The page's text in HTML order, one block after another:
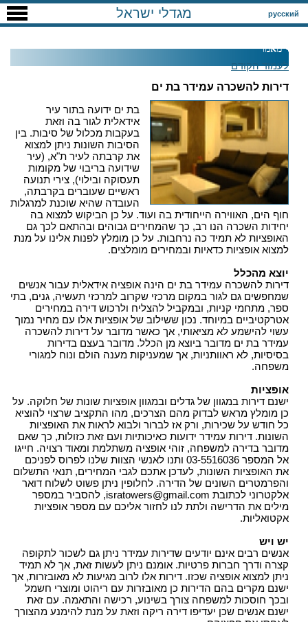
русский מגדלי ישראל
מאמר
לעמוד הקודם
דירות להשכרה עמידר בת ים
בת ים ידועה בתור עיר
אידאלית לגור בה וזאת
בעקבות מכלול של סיבות. בין
הסיבות השונות ניתן למצוא
את קרבתה לעיר ת"א, (עיר
שידועה בריבוי של מקומות
תעסוקה ובילוי), צירי תנועה
ראשיים שעוברים בקרבתה,
העובדה שהיא שוכנת למרגלות
חוף הים, האווירה הייחודית בה ועוד. על כן הביקוש למצוא בה
יחידות השכרה הנו רב, כך שהמחירים גבוהים ובהתאם לכך גם
האופציות לא תמיד כה נרחבות. על כן מומלץ לפנות אלינו על מנת
למצוא אופציות כדאיות ובמחירים מומלצים.
יוצא מהכלל
דירות להשכרה עמידר בת ים הינה אופציה אידאלית עבור אנשים
שמחפשים גם לגור במקום מרכזי שקרוב למרכזי תעשיה, גנים, בתי
ספר, מתחמי קניות, ובמקביל להצליח ולרכוש דירה במחירים
אטרקטיביים במיוחד. נכון ששילוב של אופציות אלו עם מחיר נמוך
עשוי להישמע לא מציאותי, אך כאשר מדובר על דירות להשכרה
עמידר בת ים מדובר ביוצא מן הכלל. מדובר בעצם בדירות
בסיסיות, לא ראוותניות, אך שמעניקות מענה הולם ונוח למגורי
משפחה.
אופציות
ישנם דירות במגוון של גדלים ובמגוון אופציות שונות של חלוקה. על
כן מומלץ מראש לבדוק מהם הצרכים, מהו התקציב שרצוי להוציא
כל חודש על שכירות, ורק אז לברור ולבוא לראות את האופציות
השונות. דירות עמידר ידועות כאיכותיות ועם זאת כזולות, כך שאם
מדובר בדירה למשפחה, זוהי אופציה משתלמת ומאוד רצויה. חייגו
אל המספר 03-5516036 ותנו לאנשי הצוות שלנו לפרוס לפניכם
את האופציות השונות, לעדכן אתכם לגבי המחירים, תנאי התשלום
והפרמטרים השונים של הדירה. לחלופין ניתן פשוט לשלוח דואר
אלקטרוני לכתובת isratowers@gmail.com, להסביר במספר
מילים את הדרישה ולתת לנו לחזור אליכם עם מספר אופציות
אקטואליות.
יש ויש
אנשים רבים אינם יודעים שדירות עמידר ניתן גם לשכור לתקופה
קצרה ודרך חברות פרטיות. אומנם ניתן לעשות זאת, אך לא תמיד
ניתן למצוא אופציה שכזו. דירות אלו לרוב מגיעות לא מאובזרות, אך
ישנם מקרים בהם הדירות כן מאובזרות עם ריהוט ומוצרי חשמל
ובכך חוסכות למשפחה צורך בשינוע, רכישה והתאמה. עם זאת
ישנם אנשים שכן יעדיפו דירה ריקה וזאת על מנת להימנע מהצורך